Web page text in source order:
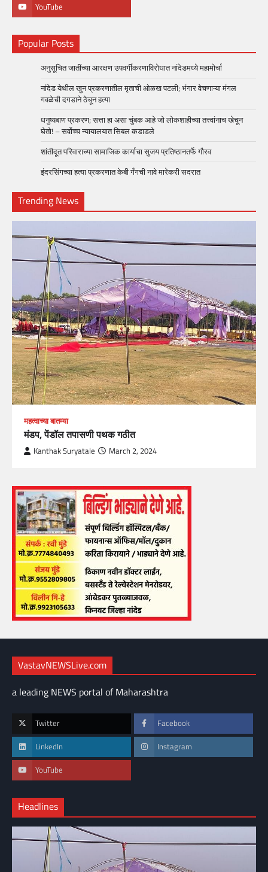
YouTube
Popular Posts
अनुसूचित जातींच्या आरक्षण उपवर्गीकरणाविरोधात नांदेडमध्ये महामोर्चा
नांदेड येथील खुन प्रकरणातील मृताची ओळख पटली; भंगार वेचणाऱ्या मंगल
गवळेची दगडाने ठेचून हत्या
धनुष्यबाण प्रकरण; सत्ता हा असा चुंबक आहे जो लोकशाहीच्या तत्त्वांनाच खेचून
घेतो! – सर्वोच्च न्यायालयात सिबल कडाडले
शांतीदूत परिवाराच्या सामाजिक कार्याचा सुजय प्रतिष्ठानतर्फे गौरव
इंदरसिंगच्या हत्या प्रकरणात केबी गँगची नावे मारेकरी सदरात
Trending News
महत्वाच्या बातम्या
मंडप, पेंडॉल तपासणी पथक गठीत
Kanthak Suryatale March 2, 2024
VastavNEWSLive.com
a leading NEWS portal of Maharashtra
Twitter Facebook
LinkedIn Instagram
YouTube
Headlines